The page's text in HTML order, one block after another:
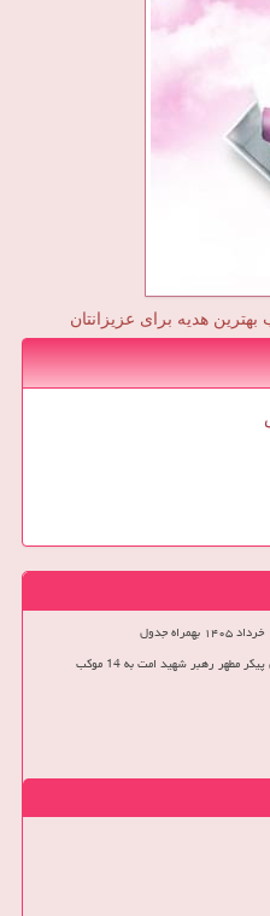
بهترین هدیه برای عزیزانتان
رهبر شهید امت به 14 موکب